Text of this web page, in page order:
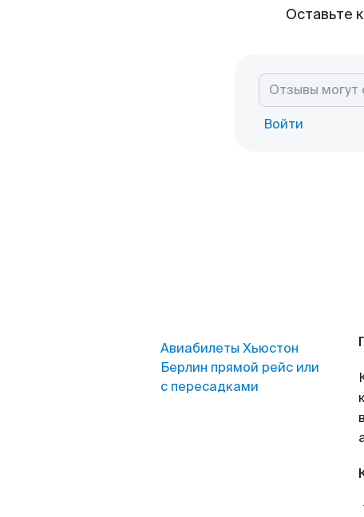
Оставьте
Войти
Авиабилеты Хьюстон
Берлин прямой рейс или
с пересадками